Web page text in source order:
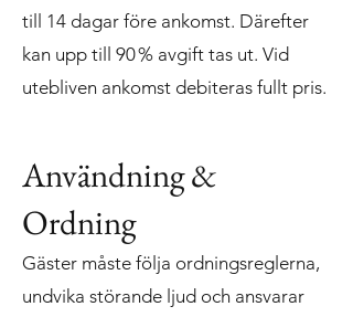
till 14 dagar före ankomst. Därefter
kan upp till 90 % avgift tas ut. Vid
utebliven ankomst debiteras fullt pris.
Användning &
Ordning
Gäster måste följa ordningsreglerna,
undvika störande ljud och ansvarar